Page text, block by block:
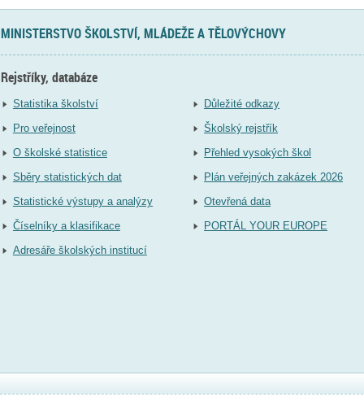
MINISTERSTVO ŠKOLSTVÍ, MLÁDEŽE A TĚLOVÝCHOVY
Rejstříky, databáze
Statistika školství
Pro veřejnost
O školské statistice
Sběry statistických dat
Statistické výstupy a analýzy
Číselníky a klasifikace
Adresáře školských institucí
Důležité odkazy
Školský rejstřík
Přehled vysokých škol
Plán veřejných zakázek 2026
Otevřená data
PORTÁL YOUR EUROPE